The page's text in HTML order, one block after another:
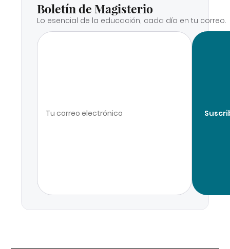
Boletín de Magisterio
Lo esencial de la educación, cada día en tu correo.